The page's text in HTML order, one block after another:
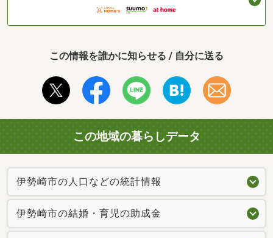
この情報を誰かに知らせる / 自分に送る
この地域の暮らしデータ
伊勢崎市の人口などの統計情報
伊勢崎市の結婚・育児の助成金